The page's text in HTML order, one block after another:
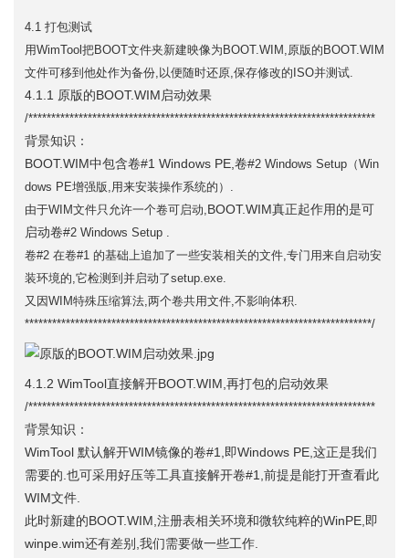
4.1 打包测试
用WimTool把BOOT文件夹新建映像为BOOT.WIM,原版的BOOT.WIM
文件可移到他处作为备份,以便随时还原,保存修改的ISO并测试.
4.1.1 原版的BOOT.WIM启动效果
/****************************************************************************
背景知识：
BOOT.WIM中包含卷#1 Windows PE,卷#2 Windows Setup（Win
dows PE增强版,用来安装操作系统的）.
由于WIM文件只允许一个卷可启动, BOOT.WIM真正起作用的是可
启动卷#2 Windows Setup .
卷#2 在卷#1 的基础上追加了一些安装相关的文件,专门用来自启动安
装环境的,它检测到并启动了setup.exe.
又因WIM特殊压缩算法,两个卷共用文件,不影响体积.
****************************************************************************/
4.1.2 WimTool直接解开BOOT.WIM,再打包的启动效果
/****************************************************************************
背景知识：
WimTool 默认解开WIM镜像的卷#1,即Windows PE,这正是我们
需要的.也可采用好压等工具直接解开卷#1,前提是能打开查看此
WIM文件.
此时新建的BOOT.WIM,注册表相关环境和微软纯粹的WinPE,即
winpe.wim还有差别,我们需要做一些工作.